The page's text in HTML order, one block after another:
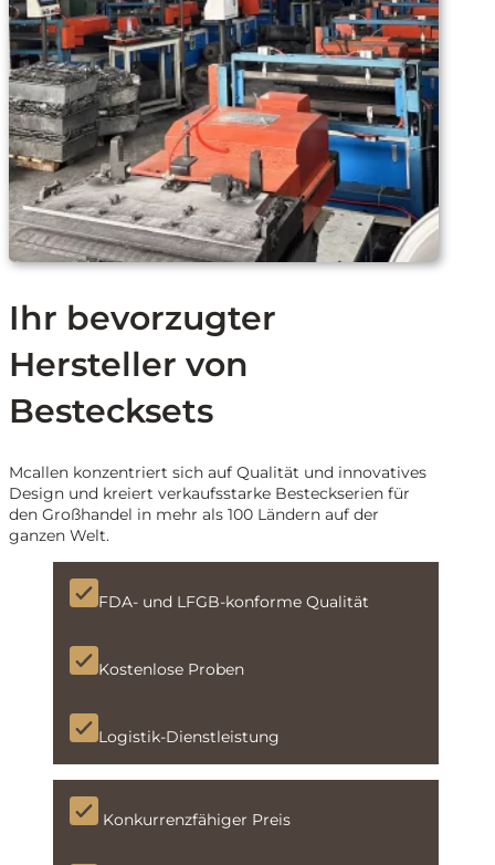
Ihr bevorzugter
Hersteller von
Bestecksets
Mcallen konzentriert sich auf Qualität und innovatives
Design und kreiert verkaufsstarke Besteckserien für
den Großhandel in mehr als 100 Ländern auf der
ganzen Welt.
FDA- und LFGB-konforme Qualität
Kostenlose Proben
Logistik-Dienstleistung
Konkurrenzfähiger Preis